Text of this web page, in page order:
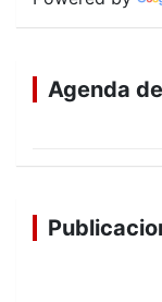
Agenda